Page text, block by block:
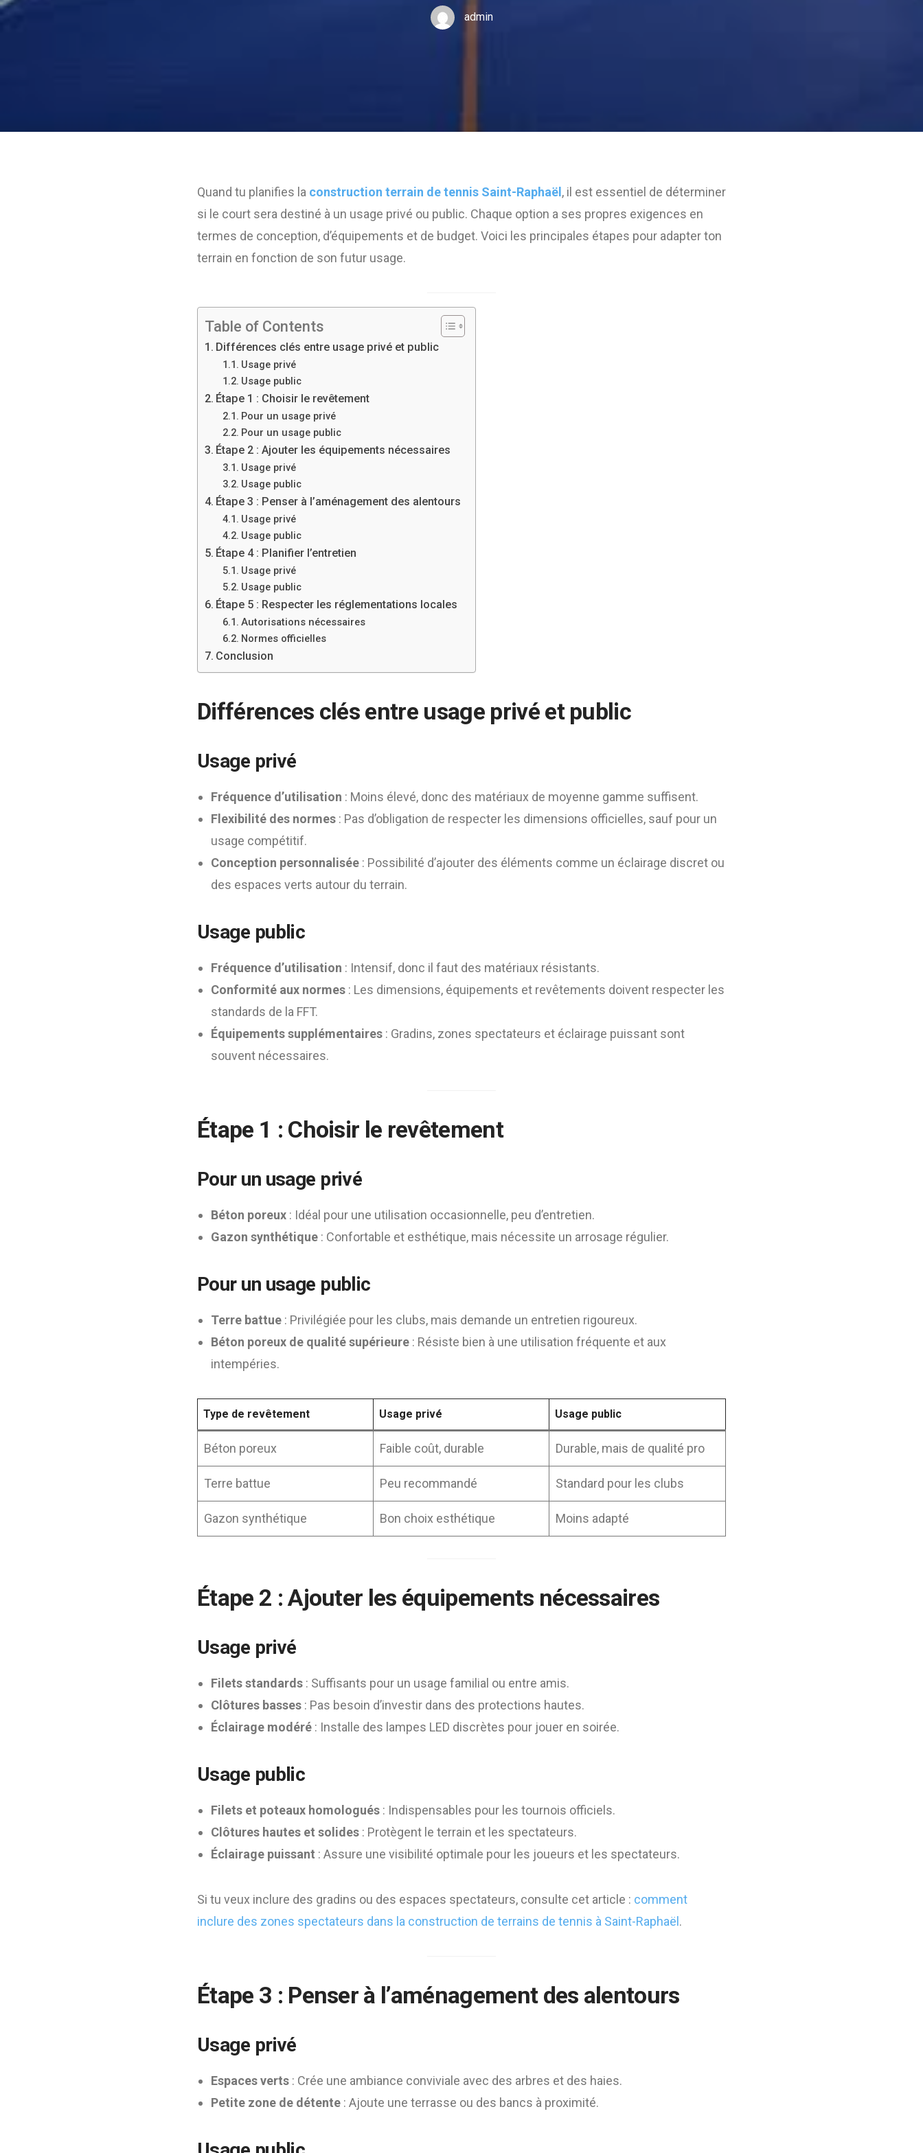
admin
Quand tu planifies la construction terrain de tennis Saint-Raphaël , il est essentiel de déterminer
si le court sera destiné à un usage privé ou public. Chaque option a ses propres exigences en
termes de conception, d’équipements et de budget. Voici les principales étapes pour adapter ton
terrain en fonction de son futur usage.
Table of Contents
Différences clés entre usage privé et public
Usage privé
Usage public
Étape 1 : Choisir le revêtement
Pour un usage privé
Pour un usage public
Étape 2 : Ajouter les équipements nécessaires
Usage privé
Usage public
Étape 3 : Penser à l’aménagement des alentours
Usage privé
Usage public
Étape 4 : Planifier l’entretien
Usage privé
Usage public
Étape 5 : Respecter les réglementations locales
Autorisations nécessaires
Normes officielles
Conclusion
Différences clés entre usage privé et public
Usage privé
Fréquence d’utilisation : Moins élevé, donc des matériaux de moyenne gamme suffisent.
Flexibilité des normes : Pas d’obligation de respecter les dimensions officielles, sauf pour un
usage compétitif.
Conception personnalisée : Possibilité d’ajouter des éléments comme un éclairage discret ou
des espaces verts autour du terrain.
Usage public
Fréquence d’utilisation : Intensif, donc il faut des matériaux résistants.
Conformité aux normes : Les dimensions, équipements et revêtements doivent respecter les
standards de la FFT.
Équipements supplémentaires : Gradins, zones spectateurs et éclairage puissant sont
souvent nécessaires.
Étape 1 : Choisir le revêtement
Pour un usage privé
Béton poreux : Idéal pour une utilisation occasionnelle, peu d’entretien.
Gazon synthétique : Confortable et esthétique, mais nécessite un arrosage régulier.
Pour un usage public
Terre battue : Privilégiée pour les clubs, mais demande un entretien rigoureux.
Béton poreux de qualité supérieure : Résiste bien à une utilisation fréquente et aux
intempéries.
Type de revêtement Usage privé Usage public
Béton poreux Faible coût, durable Durable, mais de qualité pro
Terre battue Peu recommandé Standard pour les clubs
Gazon synthétique Bon choix esthétique Moins adapté
Étape 2 : Ajouter les équipements nécessaires
Usage privé
Filets standards : Suffisants pour un usage familial ou entre amis.
Clôtures basses : Pas besoin d’investir dans des protections hautes.
Éclairage modéré : Installe des lampes LED discrètes pour jouer en soirée.
Usage public
Filets et poteaux homologués : Indispensables pour les tournois officiels.
Clôtures hautes et solides : Protègent le terrain et les spectateurs.
Éclairage puissant : Assure une visibilité optimale pour les joueurs et les spectateurs.
Si tu veux inclure des gradins ou des espaces spectateurs, consulte cet article : comment
inclure des zones spectateurs dans la construction de terrains de tennis à Saint-Raphaël .
Étape 3 : Penser à l’aménagement des alentours
Usage privé
Espaces verts : Crée une ambiance conviviale avec des arbres et des haies.
Petite zone de détente : Ajoute une terrasse ou des bancs à proximité.